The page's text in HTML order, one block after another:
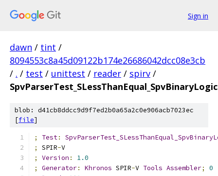
Sign in
dawn / tint /
8094553c8a45d09122b174e26686042dcc08e3cb
/ . / test / unittest / reader / spirv /
blob: d41cb8ddcc9d9f7ed2b0a65a2c0e906acb7023ec
[file]
; Test:
;
SPIR-V
;
Version :
1.0
;
Generator: Khronos SPIR-V Tools Assembler;
0